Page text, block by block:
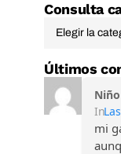
Consulta
Últimos
In
mi